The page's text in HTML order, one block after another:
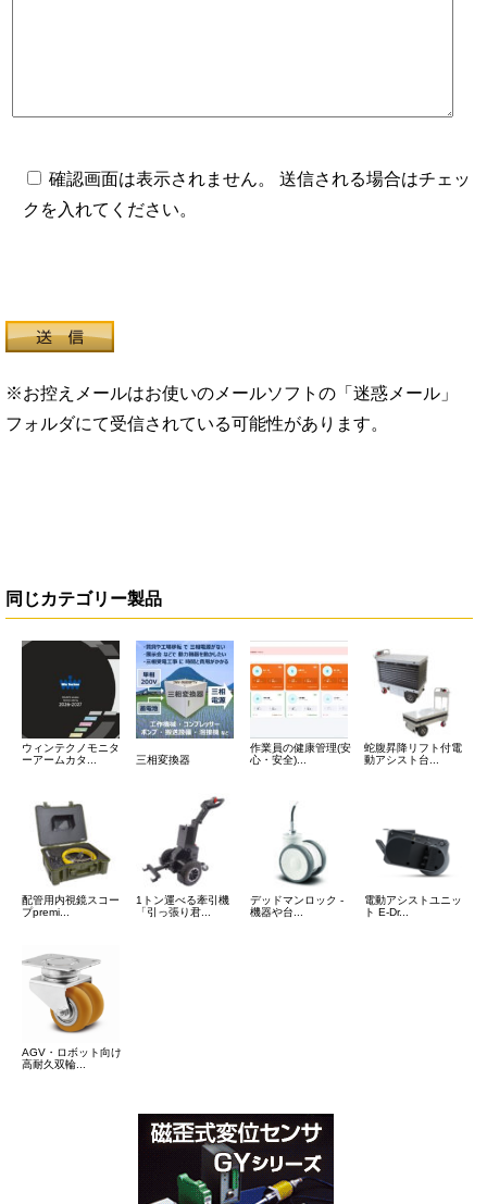
確認画面は表示されません。 送信される場合はチェッ
クを入れてください。
※お控えメールはお使いのメールソフトの「迷惑メール」
フォルダにて受信されている可能性があります。
同じカテゴリー製品
ウィンテクノモニタ
ーアームカタ...
三相変換器
作業員の健康管理(安
心・安全)...
蛇腹昇降リフト付電
動アシスト台...
配管用内視鏡スコー
プpremi...
1トン運べる牽引機
「引っ張り君...
デッドマンロック -
機器や台...
電動アシストユニッ
ト E-Dr...
AGV・ロボット向け
高耐久双輪...